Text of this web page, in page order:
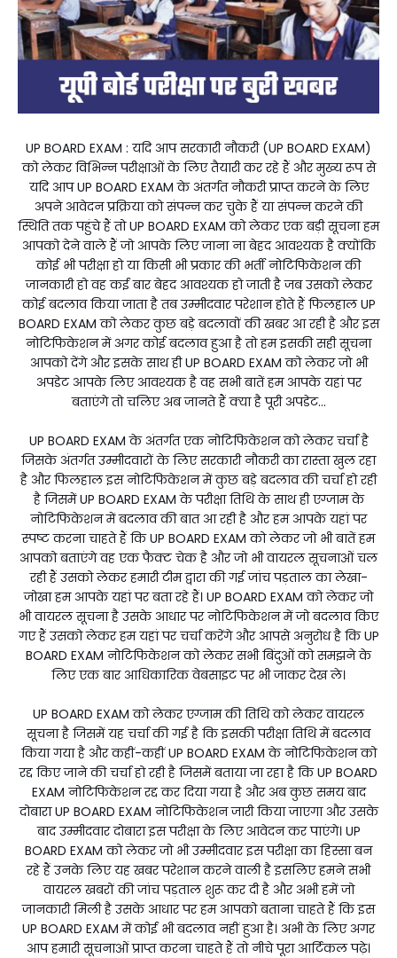
UP BOARD EXAM : यदि आप सरकारी नौकरी (UP BOARD EXAM)
को लेकर विभिन्न परीक्षाओं के लिए तैयारी कर रहे हैं और मुख्य रूप से
यदि आप UP BOARD EXAM के अंतर्गत नौकरी प्राप्त करने के लिए
अपने आवेदन प्रक्रिया को संपन्न कर चुके हैं या संपन्न करने की
स्थिति तक पहुंचे हैं तो UP BOARD EXAM को लेकर एक बड़ी सूचना हम
आपको देने वाले हैं जो आपके लिए जाना ना बेहद आवश्यक है क्योंकि
कोई भी परीक्षा हो या किसी भी प्रकार की भर्ती नोटिफिकेशन की
जानकारी हो वह कई बार बेहद आवश्यक हो जाती है जब उसको लेकर
कोई बदलाव किया जाता है तब उम्मीदवार परेशान होते हैं फिलहाल UP
BOARD EXAM को लेकर कुछ बड़े बदलावों की खबर आ रही है और इस
नोटिफिकेशन में अगर कोई बदलाव हुआ है तो हम इसकी सही सूचना
आपको देंगे और इसके साथ ही UP BOARD EXAM को लेकर जो भी
अपडेट आपके लिए आवश्यक है वह सभी बातें हम आपके यहां पर
बताएंगे तो चलिए अब जानते हैं क्या है पूरी अपडेट...
UP BOARD EXAM के अंतर्गत एक नोटिफिकेशन को लेकर चर्चा है
जिसके अंतर्गत उम्मीदवारों के लिए सरकारी नौकरी का रास्ता खुल रहा
है और फिलहाल इस नोटिफिकेशन में कुछ बड़े बदलाव की चर्चा हो रही
है जिसमें UP BOARD EXAM के परीक्षा तिथि के साथ ही एग्जाम के
नोटिफिकेशन में बदलाव की बात आ रही है और हम आपके यहां पर
स्पष्ट करना चाहते हैं कि UP BOARD EXAM को लेकर जो भी बातें हम
आपको बताएंगे वह एक फैक्ट चेक है और जो भी वायरल सूचनाओं चल
रही हैं उसको लेकर हमारी टीम द्वारा की गई जांच पड़ताल का लेखा-
जोखा हम आपके यहां पर बता रहे हैं। UP BOARD EXAM को लेकर जो
भी वायरल सूचना है उसके आधार पर नोटिफिकेशन में जो बदलाव किए
गए हैं उसको लेकर हम यहां पर चर्चा करेंगे और आपसे अनुरोध है कि UP
BOARD EXAM नोटिफिकेशन को लेकर सभी बिंदुओं को समझने के
लिए एक बार आधिकारिक वेबसाइट पर भी जाकर देख ले।
UP BOARD EXAM को लेकर एग्जाम की तिथि को लेकर वायरल
सूचना है जिसमें यह चर्चा की गई है कि इसकी परीक्षा तिथि में बदलाव
किया गया है और कहीं-कहीं UP BOARD EXAM के नोटिफिकेशन को
रद्द किए जाने की चर्चा हो रही है जिसमें बताया जा रहा है कि UP BOARD
EXAM नोटिफिकेशन रद्द कर दिया गया है और अब कुछ समय बाद
दोबारा UP BOARD EXAM नोटिफिकेशन जारी किया जाएगा और उसके
बाद उम्मीदवार दोबारा इस परीक्षा के लिए आवेदन कर पाएंगे। UP
BOARD EXAM को लेकर जो भी उम्मीदवार इस परीक्षा का हिस्सा बन
रहे हैं उनके लिए यह खबर परेशान करने वाली है इसलिए हमने सभी
वायरल खबरों की जांच पड़ताल शुरू कर दी है और अभी हमें जो
जानकारी मिली है उसके आधार पर हम आपको बताना चाहते हैं कि इस
UP BOARD EXAM में कोई भी बदलाव नहीं हुआ है। अभी के लिए अगर
आप हमारी सूचनाओं प्राप्त करना चाहते हैं तो नीचे पूरा आर्टिकल पढ़े।